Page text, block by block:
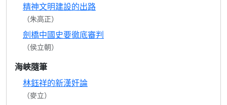
精神文明建設的出路
（朱高正）
劍橋中國史要徹底審判
（侯立朝）
海峽隨筆
林鈺祥的新漢奸論
（麥立）